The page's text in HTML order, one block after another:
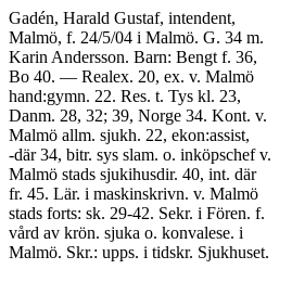
Gadén, Harald Gustaf, intendent,
Malmö, f. 24/5/04 i Malmö. G. 34 m.
Karin Andersson. Barn: Bengt f. 36,
Bo 40. — Realex. 20, ex. v. Malmö
hand:gymn. 22. Res. t. Tys kl. 23,
Danm. 28, 32; 39, Norge 34. Kont. v.
Malmö allm. sjukh. 22, ekon:assist,
-där 34, bitr. sys slam. o. inköpschef v.
Malmö stads sjukihusdir. 40, int. där
fr. 45. Lär. i maskinskrivn. v. Malmö
stads forts: sk. 29-42. Sekr. i Fören. f.
vård av krön. sjuka o. konvalese. i
Malmö. Skr.: upps. i tidskr. Sjukhuset.